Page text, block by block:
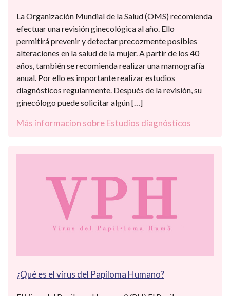
La Organización Mundial de la Salud (OMS) recomienda
efectuar una revisión ginecológica al año. Ello
permitirá prevenir y detectar precozmente posibles
alteraciones en la salud de la mujer. A partir de los 40
años, también se recomienda realizar una mamografía
anual. Por ello es importante realizar estudios
diagnósticos regularmente. Después de la revisión, su
ginecólogo puede solicitar algún […]
Más informacion sobre Estudios diagnósticos
¿Qué es el virus del Papiloma Humano?